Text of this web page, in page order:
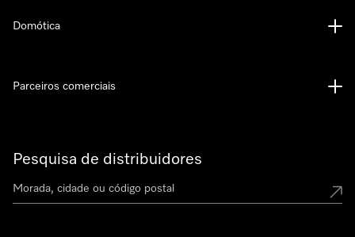
Pesquisa de distribuidores
Domótica
Parceiros comerciais